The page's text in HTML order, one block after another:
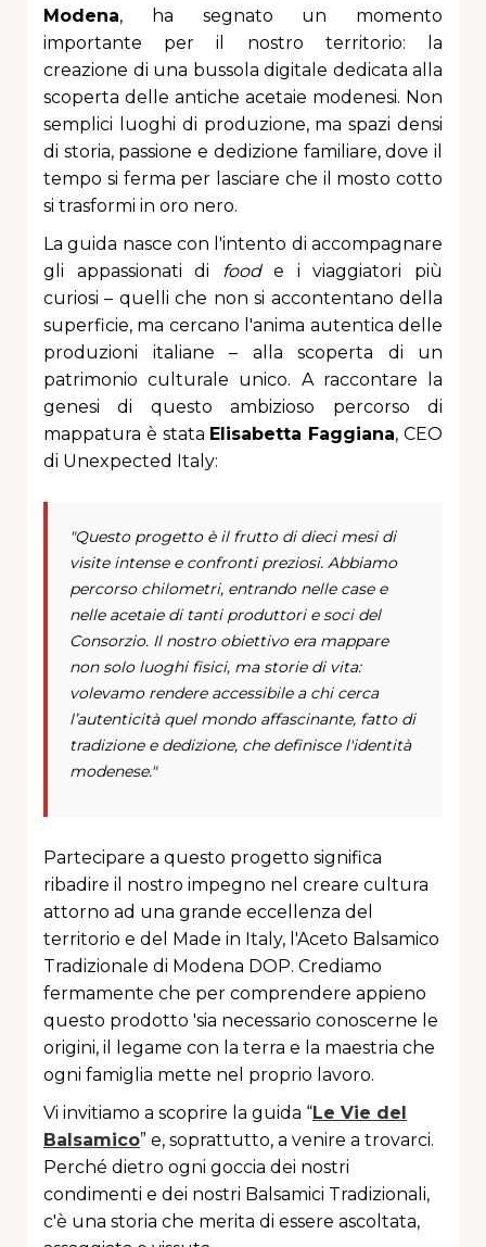
Modena, ha segnato un momento
importante per il nostro territorio: la
creazione di una bussola digitale dedicata alla
scoperta delle antiche acetaie modenesi. Non
semplici luoghi di produzione, ma spazi densi
di storia, passione e dedizione familiare, dove il
tempo si ferma per lasciare che il mosto cotto
si trasformi in oro nero.
La guida nasce con l'intento di accompagnare
gli appassionati di foode i viaggiatori più
curiosi – quelli che non si accontentano della
superficie, ma cercano l'anima autentica delle
produzioni italiane – alla scoperta di un
patrimonio culturale unico. A raccontare la
genesi di questo ambizioso percorso di
mappatura è stata Elisabetta Faggiana, CEO
di Unexpected Italy:
"Questo progetto è il frutto di dieci mesi di
visite intense e confronti preziosi. Abbiamo
percorso chilometri, entrando nelle case e
nelle acetaie di tanti produttori e soci del
Consorzio. Il nostro obiettivo era mappare
non solo luoghi fisici, ma storie di vita:
volevamo rendere accessibile a chi cerca
l’autenticità quel mondo affascinante, fatto di
tradizione e dedizione, che definisce l'identità
modenese."
Partecipare a questo progetto significa
ribadire il nostro impegno nel creare cultura
attorno ad una grande eccellenza del
territorio e del Made in Italy, l'Aceto Balsamico
Tradizionale di Modena DOP. Crediamo
fermamente che per comprendere appieno
questo prodotto 'sia necessario conoscerne le
origini, il legame con la terra e la maestria che
ogni famiglia mette nel proprio lavoro.
Vi invitiamo a scoprire la guida “Le Vie del
Balsamico” e, soprattutto, a venire a trovarci.
Perché dietro ogni goccia dei nostri
condimenti e dei nostri Balsamici Tradizionali,
c'è una storia che merita di essere ascoltata,